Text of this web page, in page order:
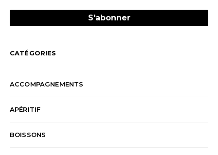
CATÉGORIES
ACCOMPAGNEMENTS
APÉRITIF
BOISSONS